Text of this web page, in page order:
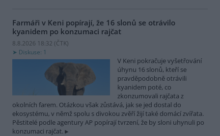
Farmáři v Keni popírají, že 16 slonů se otrávilo
kyanidem po konzumaci rajčat
8.8.2026 18:32 (ČTK)
Diskuse: 1
V Keni pokračuje vyšetřování
úhynu 16 slonů, kteří se
pravděpodobně otrávili
kyanidem poté, co
zkonzumovali rajčata z
okolních farem. Otázkou však zůstává, jak se jed dostal do
ekosystému, v němž spolu s divokou zvěří žijí také domácí zvířata.
Pěstitelé podle agentury AP popírají tvrzení, že by sloni uhynuli po
konzumaci rajčat.